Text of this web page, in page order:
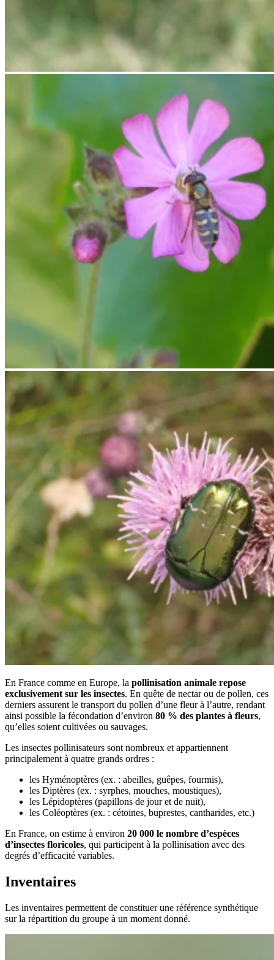
En France comme en Europe, la pollinisation animale repose
exclusivement sur les insectes. En quête de nectar ou de pollen, ces
derniers assurent le transport du pollen d’une fleur à l’autre, rendant
ainsi possible la fécondation d’environ 80 % des plantes à fleurs,
qu’elles soient cultivées ou sauvages.
Les insectes pollinisateurs sont nombreux et appartiennent
principalement à quatre grands ordres :
les Hyménoptères (ex. : abeilles, guêpes, fourmis),
les Diptères (ex. : syrphes, mouches, moustiques),
les Lépidoptères (papillons de jour et de nuit),
les Coléoptères (ex. : cétoines, buprestes, cantharides, etc.)
En France, on estime à environ 20 000 le nombre d’espèces
d’insectes floricoles, qui participent à la pollinisation avec des
degrés d’efficacité variables.
Inventaires
Les inventaires permettent de constituer une référence synthétique
sur la répartition du groupe à un moment donné.